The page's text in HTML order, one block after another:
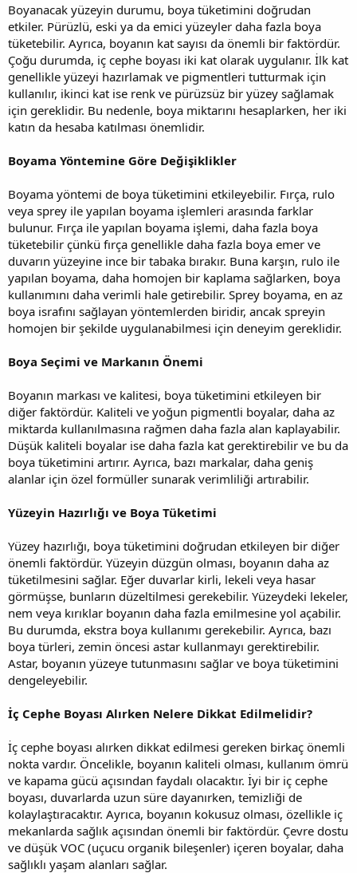
Boyanacak yüzeyin durumu, boya tüketimini doğrudan
etkiler. Pürüzlü, eski ya da emici yüzeyler daha fazla boya
tüketebilir. Ayrıca, boyanın kat sayısı da önemli bir faktördür.
Çoğu durumda, iç cephe boyası iki kat olarak uygulanır. İlk kat
genellikle yüzeyi hazırlamak ve pigmentleri tutturmak için
kullanılır, ikinci kat ise renk ve pürüzsüz bir yüzey sağlamak
için gereklidir. Bu nedenle, boya miktarını hesaplarken, her iki
katın da hesaba katılması önemlidir.
Boyama Yöntemine Göre Değişiklikler
Boyama yöntemi de boya tüketimini etkileyebilir. Fırça, rulo
veya sprey ile yapılan boyama işlemleri arasında farklar
bulunur. Fırça ile yapılan boyama işlemi, daha fazla boya
tüketebilir çünkü fırça genellikle daha fazla boya emer ve
duvarın yüzeyine ince bir tabaka bırakır. Buna karşın, rulo ile
yapılan boyama, daha homojen bir kaplama sağlarken, boya
kullanımını daha verimli hale getirebilir. Sprey boyama, en az
boya israfını sağlayan yöntemlerden biridir, ancak spreyin
homojen bir şekilde uygulanabilmesi için deneyim gereklidir.
Boya Seçimi ve Markanın Önemi
Boyanın markası ve kalitesi, boya tüketimini etkileyen bir
diğer faktördür. Kaliteli ve yoğun pigmentli boyalar, daha az
miktarda kullanılmasına rağmen daha fazla alan kaplayabilir.
Düşük kaliteli boyalar ise daha fazla kat gerektirebilir ve bu da
boya tüketimini artırır. Ayrıca, bazı markalar, daha geniş
alanlar için özel formüller sunarak verimliliği artırabilir.
Yüzeyin Hazırlığı ve Boya Tüketimi
Yüzey hazırlığı, boya tüketimini doğrudan etkileyen bir diğer
önemli faktördür. Yüzeyin düzgün olması, boyanın daha az
tüketilmesini sağlar. Eğer duvarlar kirli, lekeli veya hasar
görmüşse, bunların düzeltilmesi gerekebilir. Yüzeydeki lekeler,
nem veya kırıklar boyanın daha fazla emilmesine yol açabilir.
Bu durumda, ekstra boya kullanımı gerekebilir. Ayrıca, bazı
boya türleri, zemin öncesi astar kullanmayı gerektirebilir.
Astar, boyanın yüzeye tutunmasını sağlar ve boya tüketimini
dengeleyebilir.
İç Cephe Boyası Alırken Nelere Dikkat Edilmelidir?
İç cephe boyası alırken dikkat edilmesi gereken birkaç önemli
nokta vardır. Öncelikle, boyanın kaliteli olması, kullanım ömrü
ve kapama gücü açısından faydalı olacaktır. İyi bir iç cephe
boyası, duvarlarda uzun süre dayanırken, temizliği de
kolaylaştıracaktır. Ayrıca, boyanın kokusuz olması, özellikle iç
mekanlarda sağlık açısından önemli bir faktördür. Çevre dostu
ve düşük VOC (uçucu organik bileşenler) içeren boyalar, daha
sağlıklı yaşam alanları sağlar.